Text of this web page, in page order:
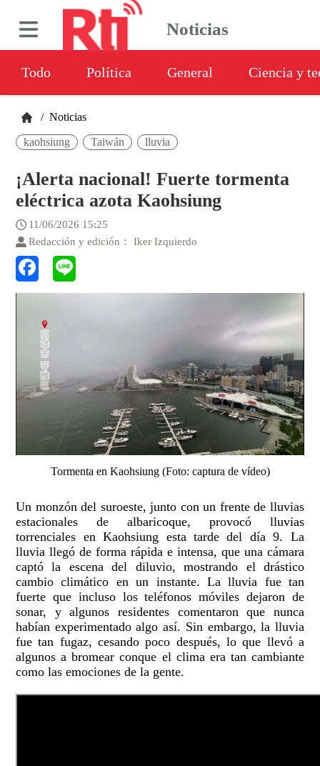
Noticias
Todo Política General Ciencia y
/ Noticias
kaohsiung Taiwán lluvia
¡Alerta nacional! Fuerte tormenta
eléctrica azota Kaohsiung
11/06/2026 15:25
Redacción y edición： Iker Izquierdo
Tormenta en Kaohsiung (Foto: captura de vídeo)
Un monzón del suroeste, junto con un frente de lluvias
estacionales de albaricoque, provocó lluvias
torrenciales en Kaohsiung esta tarde del día 9. La
lluvia llegó de forma rápida e intensa, que una cámara
captó la escena del diluvio, mostrando el drástico
cambio climático en un instante. La lluvia fue tan
fuerte que incluso los teléfonos móviles dejaron de
sonar, y algunos residentes comentaron que nunca
habían experimentado algo así. Sin embargo, la lluvia
fue tan fugaz, cesando poco después, lo que llevó a
algunos a bromear conque el clima era tan cambiante
como las emociones de la gente.